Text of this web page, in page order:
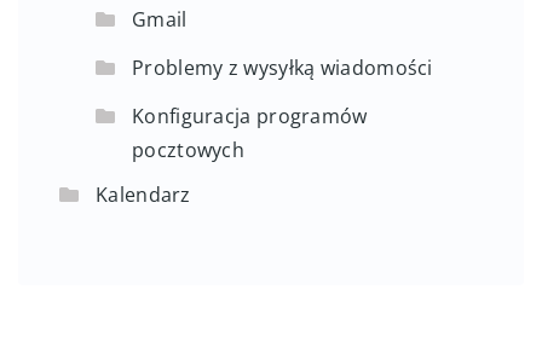
Gmail
Problemy z wysyłką wiadomości
Konfiguracja programów
pocztowych
Kalendarz